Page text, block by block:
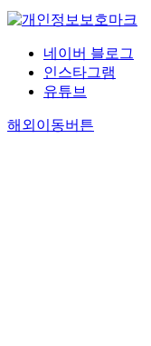
네이버 블로그
인스타그램
유튜브
해외이동버튼